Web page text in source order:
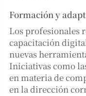
Formación y
Los profesionales
capacitación
nuevas
Iniciativas como
en materia de
en la dirección